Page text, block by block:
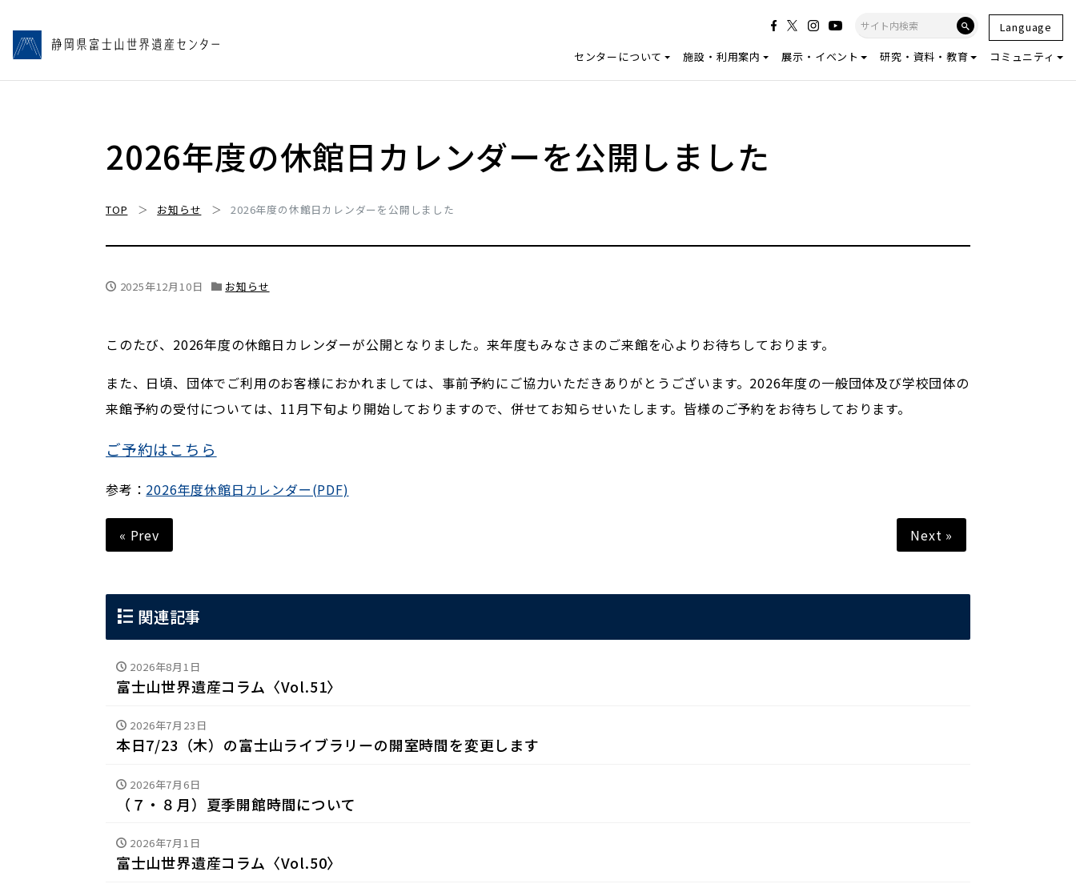
センターについて 施設・利用案内 展示・イベント 研究・資料・教育 コミュニティ
Language
2026年度の休館日カレンダーを公開しました
TOP お知らせ 2026年度の休館日カレンダーを公開しました
2025年12月10日 お知らせ
このたび、2026年度の休館日カレンダーが公開となりました。来年度もみなさまのご来館を心よりお待ちしております。
また、日頃、団体でご利用のお客様におかれましては、事前予約にご協力いただきありがとうございます。2026年度の一般団体及び学校団体の
来館予約の受付については、11月下旬より開始しておりますので、併せてお知らせいたします。皆様のご予約をお待ちしております。
ご予約はこちら
参考： 2026年度休館日カレンダー(PDF)
« Prev Next »
関連記事
2026年8月1日
富士山世界遺産コラム〈Vol.51〉
2026年7月23日
本日7/23（木）の富士山ライブラリーの開室時間を変更します
2026年7月6日
（７・８月）夏季開館時間について
2026年7月1日
富士山世界遺産コラム〈Vol.50〉